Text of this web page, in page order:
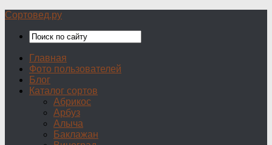
Сортовед.ру
Главная
Фото пользователей
Блог
Каталог сортов
Абрикос
Арбуз
Алыча
Баклажан